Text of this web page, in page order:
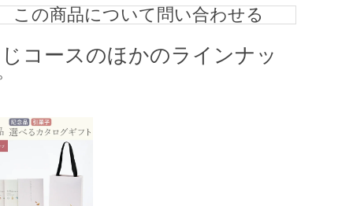
この商品について問い合わせる
コースのほかのラインナッ